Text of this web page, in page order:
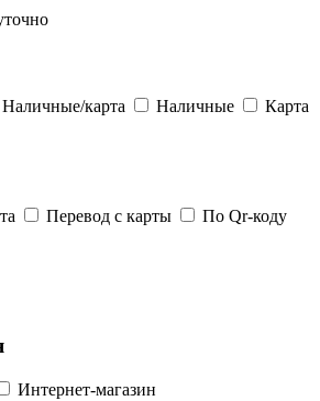
Наличные/карта Наличные
Карта
Перевод с карты По Qr-коду
Интернет-магазин